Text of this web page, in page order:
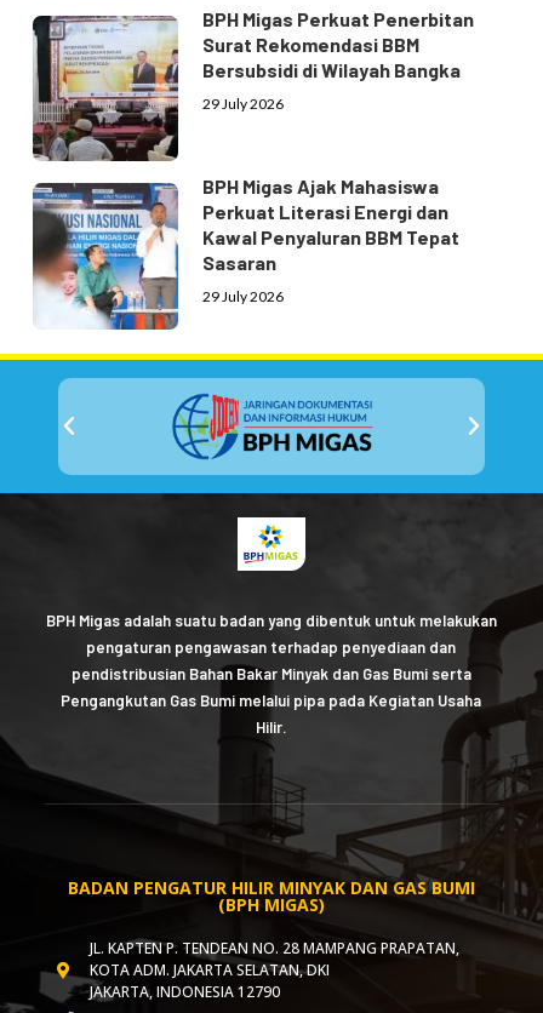
BPH Migas Perkuat Penerbitan
Surat Rekomendasi BBM
Bersubsidi di Wilayah Bangka
29 July 2026
BPH Migas Ajak Mahasiswa
Perkuat Literasi Energi dan
Kawal Penyaluran BBM Tepat
Sasaran
29 July 2026
BPH Migas adalah suatu badan yang dibentuk untuk melakukan
pengaturan pengawasan terhadap penyediaan dan
pendistribusian Bahan Bakar Minyak dan Gas Bumi serta
Pengangkutan Gas Bumi melalui pipa pada Kegiatan Usaha
Hilir.
BADAN PENGATUR HILIR MINYAK DAN GAS BUMI
(BPH MIGAS)
JL. KAPTEN P. TENDEAN NO. 28 MAMPANG PRAPATAN,
KOTA ADM. JAKARTA SELATAN, DKI
JAKARTA, INDONESIA 12790